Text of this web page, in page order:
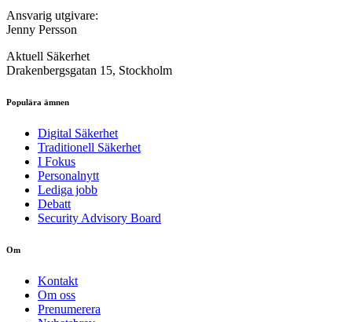
Ansvarig utgivare:
Jenny Persson
Aktuell Säkerhet
Drakenbergsgatan 15, Stockholm
Populära ämnen
Digital Säkerhet
Traditionell Säkerhet
I Fokus
Personalnytt
Lediga jobb
Debatt
Security Advisory Board
Om
Kontakt
Om oss
Prenumerera